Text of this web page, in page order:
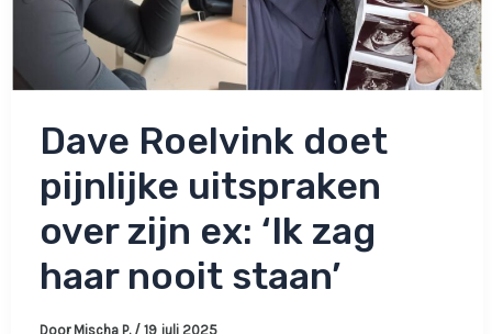
Dave Roelvink doet
pijnlijke uitspraken
over zijn ex: ‘Ik zag
haar nooit staan’
Door Mischa P. / 19 juli 2025